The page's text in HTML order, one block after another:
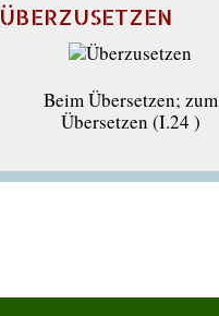
ÜBERZUSETZEN
Beim Übersetzen; zum
Übersetzen (I.24 )